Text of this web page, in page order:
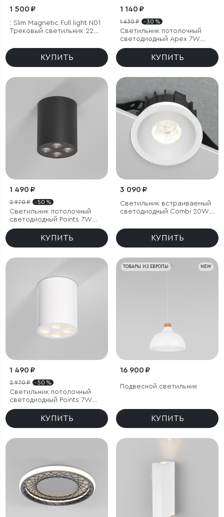
1 500 ₽
: Slim Magnetic Full light N01
Трековый светильник 22W
КУПИТЬ
1 140 ₽
1 630 ₽ - 30 %
Светильник потолочный
светодиодный Apex 7W
4000K черный
КУПИТЬ
1 490 ₽
2 970 ₽ - 50 %
Светильник потолочный
светодиодный Points 7W
4000K черный
КУПИТЬ
3 090 ₽
Светильник встраиваемый
светодиодный Combi 20W
КУПИТЬ
1 490 ₽
2 970 ₽ - 50 %
Светильник потолочный
светодиодный Points 7W
3000K белый
КУПИТЬ
NEW
ТОВАРЫ ИЗ ЕВРОПЫ
16 900 ₽
Подвесной светильник
КУПИТЬ